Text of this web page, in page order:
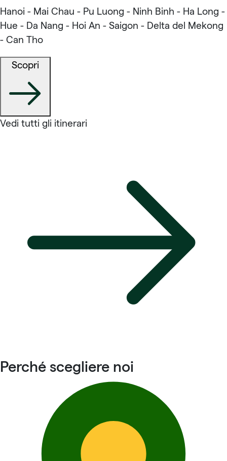
Hanoi - Mai Chau - Pu Luong - Ninh Binh - Ha Long -
Hue - Da Nang - Hoi An - Saigon - Delta del Mekong
- Can Tho
Scopri
Vedi tutti gli itinerari
Perché scegliere noi